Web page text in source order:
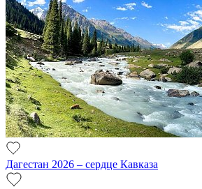
Дагестан 2026 – сердце Кавказа